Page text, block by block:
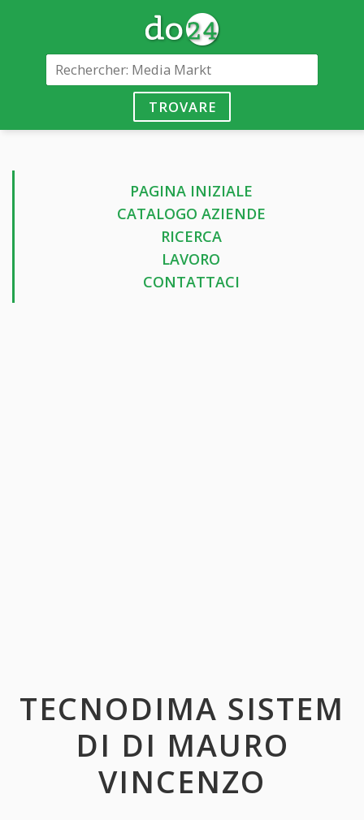
TROVARE
PAGINA INIZIALE
CATALOGO AZIENDE
RICERCA
LAVORO
CONTATTACI
TECNODIMA SISTEM
DI DI MAURO
VINCENZO